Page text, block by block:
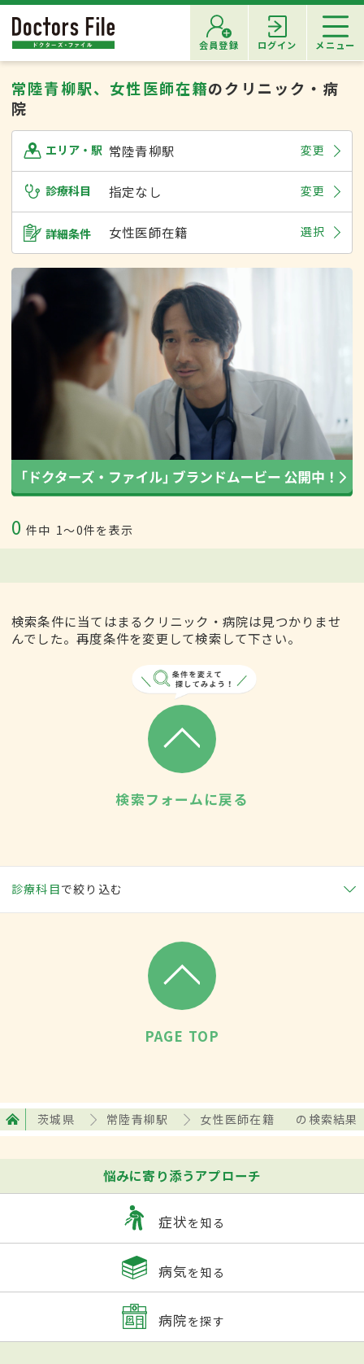
会員登録 ログイン メニュー
常陸青柳駅、女性医師在籍のクリニック・病
院
エリア・駅 常陸青柳駅 変更
診療科目 指定なし 変更
詳細条件 女性医師在籍 選択
0 件中 1〜0件を表示
検索条件に当てはまるクリニック・病院は見つかりませ
んでした。再度条件を変更して検索して下さい。
検索フォームに戻る
診療科目で絞り込む
PAGE TOP
茨城県 常陸青柳駅 女性医師在籍 の検索結果
悩みに寄り添うアプローチ
症状を知る
病気を知る
病院を探す